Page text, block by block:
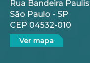
Rua Bandeira
São Paulo - SP
CEP 04532-010
Ver mapa